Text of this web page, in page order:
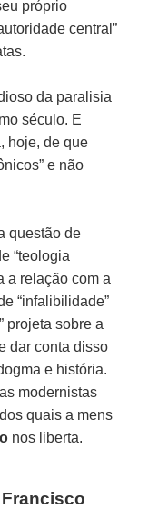
próprio
central”
da paralisia
século. E
hoje, de que
e não
questão de
“teologia
a relação com a
“infalibilidade”
projeta sobre a
dar conta disso
e história.
modernistas
quais a mens
nos liberta.